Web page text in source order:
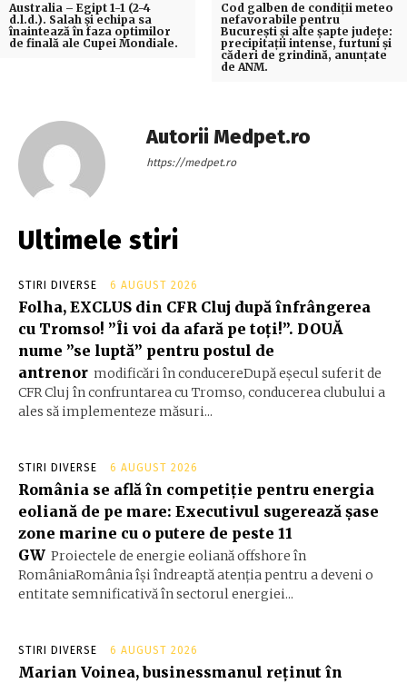
Australia – Egipt 1-1 (2-4
d.l.d.). Salah și echipa sa
înaintează în faza optimilor
de finală ale Cupei Mondiale.
Cod galben de condiții meteo
nefavorabile pentru
București și alte șapte județe:
precipitații intense, furtuni și
căderi de grindină, anunțate
de ANM.
Autorii Medpet.ro
https://medpet.ro
Ultimele stiri
STIRI DIVERSE 6 AUGUST 2026
Folha, EXCLUS din CFR Cluj după înfrângerea
cu Tromso! ”Îi voi da afară pe toți!”. DOUĂ
nume ”se luptă” pentru postul de
antrenor modificări în conducereDupă eșecul suferit de
CFR Cluj în confruntarea cu Tromso, conducerea clubului a
ales să implementeze măsuri...
STIRI DIVERSE 6 AUGUST 2026
România se află în competiție pentru energia
eoliană de pe mare: Executivul sugerează șase
zone marine cu o putere de peste 11
GW Proiectele de energie eoliană offshore în
RomâniaRomânia își îndreaptă atenția pentru a deveni o
entitate semnificativă în sectorul energiei...
STIRI DIVERSE 6 AUGUST 2026
Marian Voinea, businessmanul reținut în